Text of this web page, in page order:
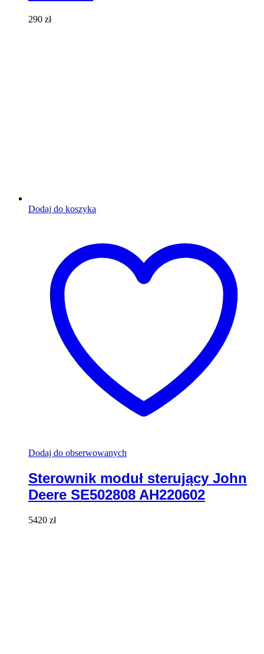
290 zł
Dodaj do koszyka
Dodaj do obserwowanych
Sterownik moduł sterujący John
Deere SE502808 AH220602
5420 zł